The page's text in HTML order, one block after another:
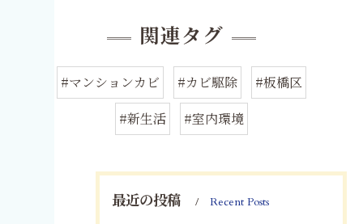
関連タグ
#マンションカビ #カビ駆除
#板橋区
#新生活
#室内環境
最近の投稿 Recent Posts